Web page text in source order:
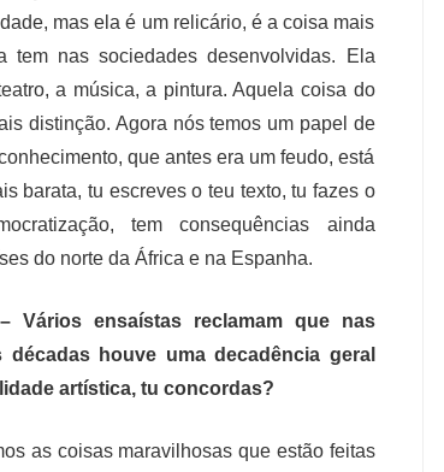
mas ela é um relicário, é a coisa mais
nas sociedades desenvolvidas. Ela
a música, a pintura. Aquela coisa do
distinção. Agora nós temos um papel de
que antes era um feudo, está
barata, tu escreves o teu texto, tu fazes o
tem consequências ainda
do norte da África e na Espanha.
Vários ensaístas reclamam que nas
décadas houve uma decadência geral
artística, tu concordas?
as coisas maravilhosas que estão feitas